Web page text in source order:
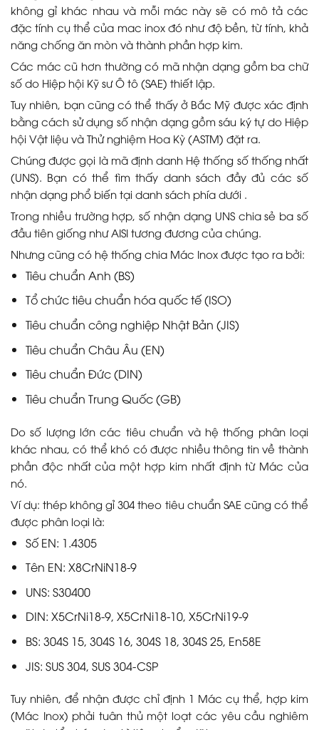
không gỉ khác nhau và mỗi mác này sẽ có mô tả các
đặc tính cụ thể của mac inox đó như độ bền, từ tính, khả
năng chống ăn mòn và thành phần hợp kim.
Các mác cũ hơn thường có mã nhận dạng gồm ba chữ
số do Hiệp hội Kỹ sư Ô tô (SAE) thiết lập.
Tuy nhiên, bạn cũng có thể thấy ở Bắc Mỹ được xác định
bằng cách sử dụng số nhận dạng gồm sáu ký tự do Hiệp
hội Vật liệu và Thử nghiệm Hoa Kỳ (ASTM) đặt ra.
Chúng được gọi là mã định danh Hệ thống số thống nhất
(UNS). Bạn có thể tìm thấy danh sách đầy đủ các số
nhận dạng phổ biến tại danh sách phía dưới .
Trong nhiều trường hợp, số nhận dạng UNS chia sẻ ba số
đầu tiên giống như AISI tương đương của chúng.
Nhưng cũng có hệ thống chia Mác Inox được tạo ra bởi:
Tiêu chuẩn Anh (BS)
Tổ chức tiêu chuẩn hóa quốc tế (ISO)
Tiêu chuẩn công nghiệp Nhật Bản (JIS)
Tiêu chuẩn Châu Âu (EN)
Tiêu chuẩn Đức (DIN)
Tiêu chuẩn Trung Quốc (GB)
Do số lượng lớn các tiêu chuẩn và hệ thống phân loại
khác nhau, có thể khó có được nhiều thông tin về thành
phần độc nhất của một hợp kim nhất định từ Mác của
nó.
Ví dụ: thép không gỉ 304 theo tiêu chuẩn SAE cũng có thể
được phân loại là:
Số EN: 1.4305
Tên EN: X8CrNiN18-9
UNS: S30400
DIN: X5CrNi18-9, X5CrNi18-10, X5CrNi19-9
BS: 304S 15, 304S 16, 304S 18, 304S 25, En58E
JIS: SUS 304, SUS 304-CSP
Tuy nhiên, để nhận được chỉ định 1 Mác cụ thể, hợp kim
(Mác Inox) phải tuân thủ một loạt các yêu cầu nghiêm